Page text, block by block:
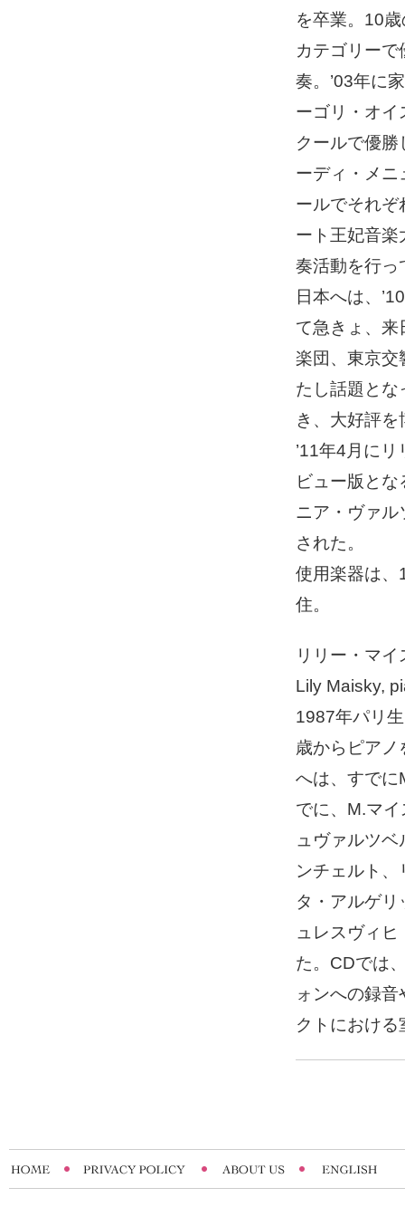
を卒業。10
カテゴリー
奏。’03年に
ーゴリ・オ
クールで優勝
ーディ・メニ
ールでそれぞ
ート王妃音楽
奏活動を行っ
日本へは、
て急きょ、来
楽団、東京交
たし話題とな
き、大好評を
’11年4月に
ビュー版と
ニア・ヴァル
された。
使用楽器は、
住。
リリー・マ
Lily Maisky,
1987年パリ
歳からピアノ
へは、すでに
でに、M.マ
ュヴァルツ
ンチェルト
タ・アルゲ
ュレスヴィ
た。CDでは
ォンへの録
クトにおけ